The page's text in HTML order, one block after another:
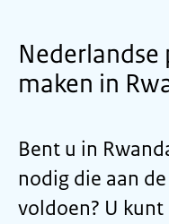
maken in
Bent u in
nodig die aan
voldoen? U